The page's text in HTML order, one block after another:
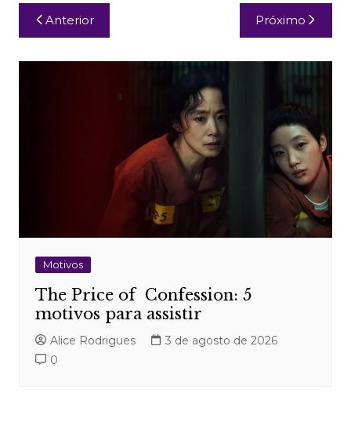
Navegação
de
Post
Anterior Próximo
Motivos
The Price of Confession: 5
motivos para assistir
Alice Rodrigues
3 de agosto de 2026
0